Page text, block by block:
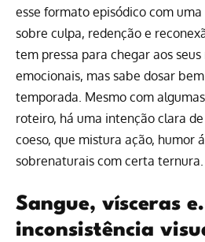
esse formato episódico com
sobre culpa, redenção e
tem pressa para chegar aos
emocionais, mas sabe dosar
temporada. Mesmo com
roteiro, há uma intenção clara
coeso, que mistura ação, humor
sobrenaturais com certa ternura.
Sangue, vísceras
inconsistência